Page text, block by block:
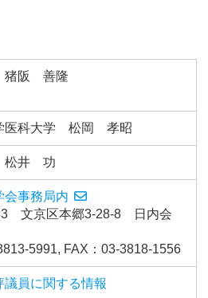
猪阪 善隆
医科大学 松岡 孝昭
松井 功
会事務局内
文京区本郷3-28-8 日内会
5991, FAX：03-3818-1556
議員に関する情報